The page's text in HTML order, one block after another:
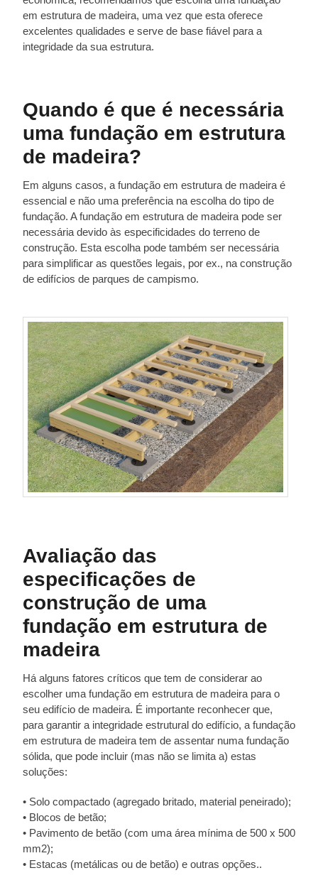
em estrutura de madeira, uma vez que esta oferece
excelentes qualidades e serve de base fiável para a
integridade da sua estrutura.
Quando é que é necessária
uma fundação em estrutura
de madeira?
Em alguns casos, a fundação em estrutura de madeira é
essencial e não uma preferência na escolha do tipo de
fundação. A fundação em estrutura de madeira pode ser
necessária devido às especificidades do terreno de
construção. Esta escolha pode também ser necessária
para simplificar as questões legais, por ex., na construção
de edifícios de parques de campismo.
Avaliação das
especificações de
construção de uma
fundação em estrutura de
madeira
Há alguns fatores críticos que tem de considerar ao
escolher uma fundação em estrutura de madeira para o
seu edifício de madeira. É importante reconhecer que,
para garantir a integridade estrutural do edifício, a fundação
em estrutura de madeira tem de assentar numa fundação
sólida, que pode incluir (mas não se limita a) estas
soluções:
• Solo compactado (agregado britado, material peneirado);
• Blocos de betão;
• Pavimento de betão (com uma área mínima de 500 x 500
mm2);
• Estacas (metálicas ou de betão) e outras opções..